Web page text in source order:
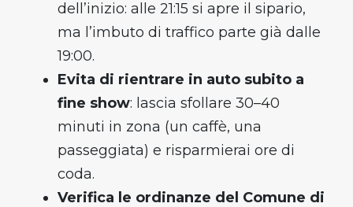
dell’inizio: alle 21:15 si apre il sipario,
ma l’imbuto di traffico parte già dalle
19:00.
Evita di rientrare in auto subito a
fine show: lascia sfollare 30–40
minuti in zona (un caffè, una
passeggiata) e risparmierai ore di
coda.
Verifica le ordinanze del Comune di